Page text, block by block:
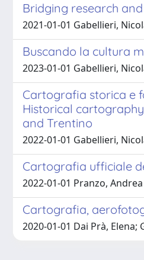
Bridging research
2021-01-01 Gabellieri,
Buscando la cultura
2023-01-01 Gabellieri,
Cartografia storica e
Historical
and Trentino
2022-01-01 Gabellieri,
Cartografia ufficiale
2022-01-01 Pranzo,
Cartografia,
2020-01-01 Dai Prà, Elena;